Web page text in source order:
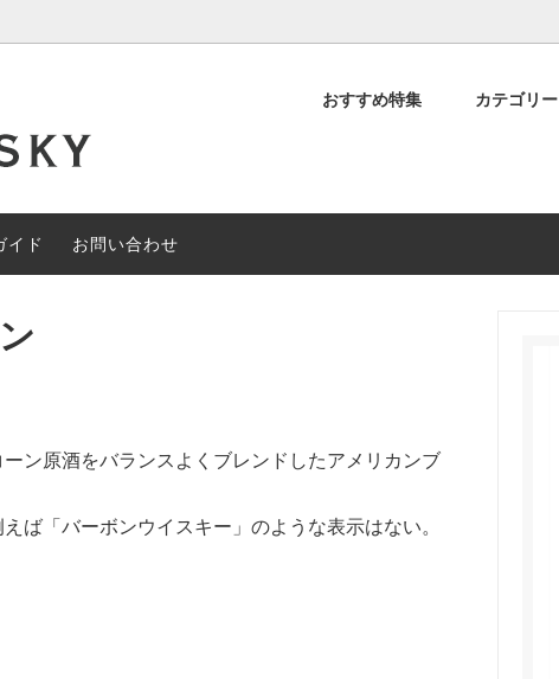
おすすめ特集 カテゴリー
セットメニュー #なぞときモルト 【期間限定】
イド お問い合わせ
ン原酒をバランスよくブレンドしたアメリカンブ
ば「バーボンウイスキー」のような表示はない。